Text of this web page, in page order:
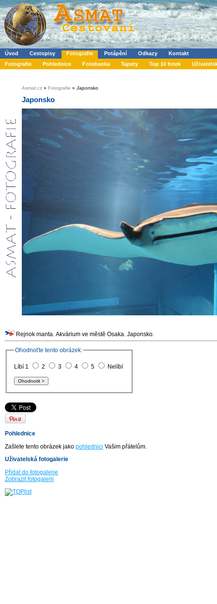
Úvod Cestopisy Fotografie Potápění Odkazy
Kontakt
Fotografie
Pohlednice Fotobanka Tapety Top 10 fotek
Asmat.cz » Fotografie » Japonsko
Japonsko
Rejnok manta. Akvárium ve městě Osaka. Japonsko.
Ohodnoťte tento obrázek:
Líbí 1 2 3 4 5 Nelíbí
Pohlednice
Zašlete tento obrázek jako pohlednici Vašim přátelům.
Uživatelská fotogalerie
Přidat do fotogalerie
Zobrazit fotogalerii